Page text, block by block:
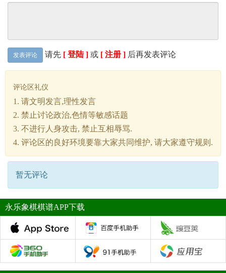
发表评论 请先 [ 登陆 ] 或 [ 注册 ] 后再发表评论
评论区礼仪
1. 请文明发言,理性发言
2. 禁止讨论政治,色情等敏感话题
3. 不进行人身攻击, 禁止互相辱骂.
4. 评论区的良好环境要靠大家共同维护, 请大家遵守规则.
暂无评论
永乐象棋棋谱APP下载